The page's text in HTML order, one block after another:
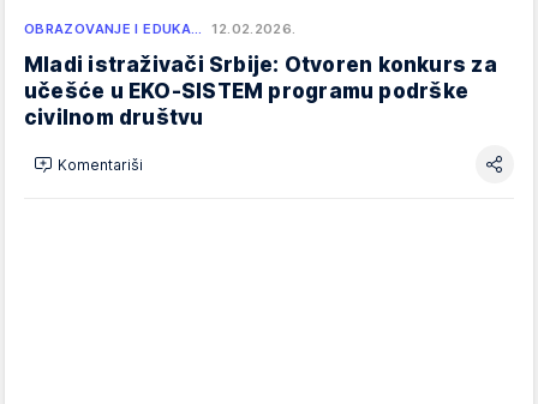
OBRAZOVANJE I EDUKA… 12.02.2026.
Mladi istraživači Srbije: Otvoren konkurs za
učešće u EKO-SISTEM programu podrške
civilnom društvu
Komentariši